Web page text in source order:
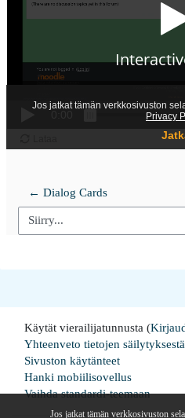
Jos jatkat tämän verkkosivuston
← Dialog Cards
Siirry...
Käytät vierailijatunnusta (
Yhteenveto tietojen säilytyksestä
Sivuston käytänteet
Hanki mobiilisovellus
Vaihda standardi-teemaan